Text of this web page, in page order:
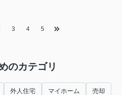
3 4 5
のカテゴリ
外人住宅 マイホーム 売却